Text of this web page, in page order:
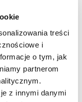
treści
i
o tym, jak
partnerom
z innymi danymi
uczucia.
– każdy powód jest